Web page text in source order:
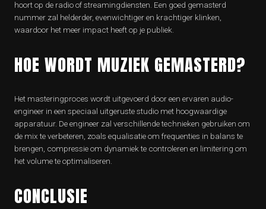
hoort op de radio of streamingdiensten. Een goed gemasterd
nummer zal helderder, evenwichtiger en krachtiger klinken,
waardoor het meer impact heeft op je publiek.
HOE WORDT MUZIEK GEMASTERD?
Het masteringproces wordt uitgevoerd door een ervaren audio-
engineer in een speciaal uitgeruste studio met hoogwaardige
apparatuur. De engineer zal verschillende technieken gebruiken om
de mix te verbeteren, zoals equalisatie om frequenties in balans te
brengen, compressie om dynamiek te controleren en limitering om
het volume te optimaliseren.
CONCLUSIE